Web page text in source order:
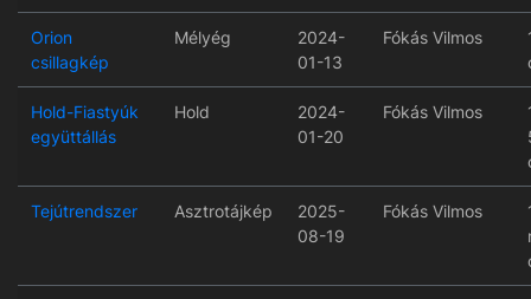
Orion
csillagkép
Mélyég
2024-
01-13
Fókás Vilmos
Hold-Fiastyúk
együttállás
Hold
2024-
01-20
Fókás Vilmos
Tejútrendszer Asztrotájkép
2025-
08-19
Fókás Vilmos